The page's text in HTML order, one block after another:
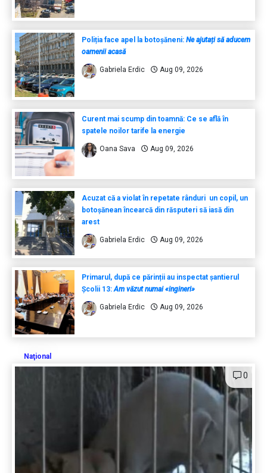
Poliția face apel la botoșăneni: Ne ajutați să aducem
oamenii acasă
Gabriela Erdic Aug 09, 2026
Curent mai scump din toamnă: Ce se află în
spatele noilor tarife la energie
Oana Sava Aug 09, 2026
Acuzat că a violat în repetate rânduri un copil, un
botoșănean încearcă din răsputeri să iasă din
arest
Gabriela Erdic Aug 09, 2026
Primarul, după ce părinții au inspectat șantierul
Școlii 13: Am văzut numai «ingineri»
Gabriela Erdic Aug 09, 2026
Naţional
0